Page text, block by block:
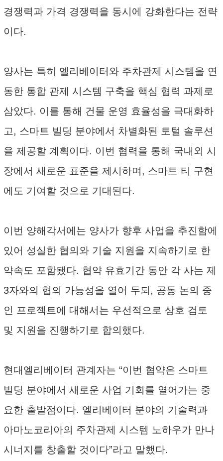
경쟁력과 가격 경쟁력을 동시에 강화한다는 전략
이다.
양사는 특히 엘리베이터와 주차관제 시스템을 연
동한 통합 관제 시스템 구축을 핵심 협력 과제로
삼았다. 이를 통해 건물 운영 효율성을 극대화하
고, 스마트 빌딩 분야에서 차별화된 토털 솔루션
을 제공할 계획이다. 이번 협력을 통해 국내외 시
장에서 새로운 표준을 제시하며, 스마트 티 구현
에도 기여할 것으로 기대된다.
이번 양해각서에는 양사가 향후 사업을 추진함에
있어 성실한 협의와 기술 지원을 지속하기로 한
약속도 포함됐다. 협약 유효기간 동안 각 사는 제
3자와의 협의 가능성을 열어 두되, 공동 논의 중
인 프로젝트에 대해서는 우선적으로 상호 검토
및 지원을 진행하기로 합의했다.
현대엘리베이터 관계자는 “이번 협약은 스마트
빌딩 분야에서 새로운 사업 기회를 열어가는 중
요한 출발점이다. 엘리베이터 분야의 기술력과
아마노코리아의 주차관제 시스템 노하우가 만나
시너지를 창출할 것이다”라고 말했다.